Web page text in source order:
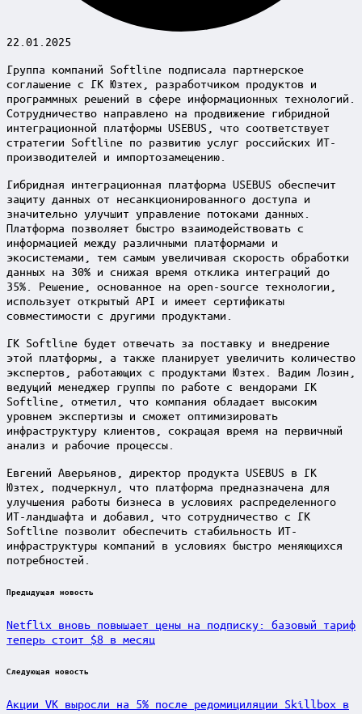
22.01.2025
Группа компаний Softline подписала партнерское
соглашение с ГК Юзтех, разработчиком продуктов и
программных решений в сфере информационных технологий.
Сотрудничество направлено на продвижение гибридной
интеграционной платформы USEBUS, что соответствует
стратегии Softline по развитию услуг российских ИТ-
производителей и импортозамещению.
Гибридная интеграционная платформа USEBUS обеспечит
защиту данных от несанкционированного доступа и
значительно улучшит управление потоками данных.
Платформа позволяет быстро взаимодействовать с
информацией между различными платформами и
экосистемами, тем самым увеличивая скорость обработки
данных на 30% и снижая время отклика интеграций до
35%. Решение, основанное на open-source технологии,
использует открытый API и имеет сертификаты
совместимости с другими продуктами.
ГК Softline будет отвечать за поставку и внедрение
этой платформы, а также планирует увеличить количество
экспертов, работающих с продуктами Юзтех. Вадим Лозин,
ведущий менеджер группы по работе с вендорами ГК
Softline, отметил, что компания обладает высоким
уровнем экспертизы и сможет оптимизировать
инфраструктуру клиентов, сокращая время на первичный
анализ и рабочие процессы.
Евгений Аверьянов, директор продукта USEBUS в ГК
Юзтех, подчеркнул, что платформа предназначена для
улучшения работы бизнеса в условиях распределенного
ИТ-ландшафта и добавил, что сотрудничество с ГК
Softline позволит обеспечить стабильность ИТ-
инфраструктуры компаний в условиях быстро меняющихся
потребностей.
Post
Предыдущая новость
Netflix вновь повышает цены на подписку: базовый тариф
теперь стоит $8 в месяц
Следующая новость
Акции VK выросли на 5% после редомициляции Skillbox в